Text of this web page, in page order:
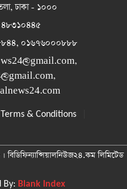
ঢাকা - ১০০০
০১৬৭৬০০০৮৮৮
,
,
Terms & Conditions
বিডিফিন্যান্সিয়ালনিউজ২৪.কম লিমিটেড
By: Blank Index